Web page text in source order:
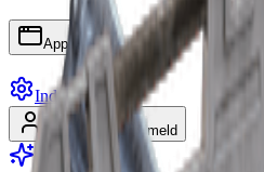
Apps
Indstillinger
Log ind Tilmeld
Bliv Premium